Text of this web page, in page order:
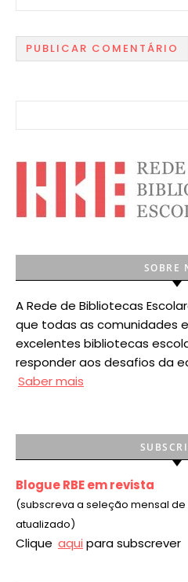
SOBRE
A Rede de Bibliotecas
que todas as comunidades
excelentes bibliotecas
responder aos desafios da
Saber mais
Blogue RBE em revista
(subscreva a seleção mensal
atualizado)
Clique aqui para subscrever